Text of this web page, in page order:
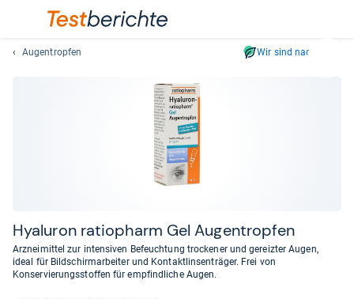
lassen
Augentropfen Wir sind nachhaltig
Hyalu­ron ratio­pharm Gel Augen­trop­fen
Arzneimittel zur intensiven Befeuchtung trockener und gereizter Augen,
ideal für Bildschirmarbeiter und Kontaktlinsenträger. Frei von
Konservierungsstoffen für empfindliche Augen.